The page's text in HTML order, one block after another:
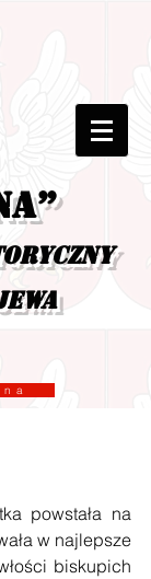
na
w najlepsze
biskupich